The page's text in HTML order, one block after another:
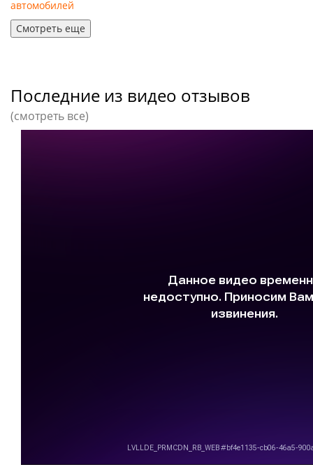
автомобилей
Смотреть еще
Последние из видео отзывов
(смотреть все)